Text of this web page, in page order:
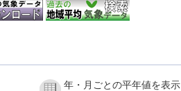
年・月ごとの平年値を表示